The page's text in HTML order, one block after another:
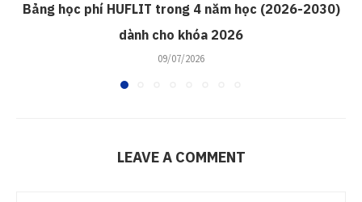
Bảng học phí HUFLIT trong 4 năm học (2026-2030)
dành cho khóa 2026
09/07/2026
LEAVE A COMMENT